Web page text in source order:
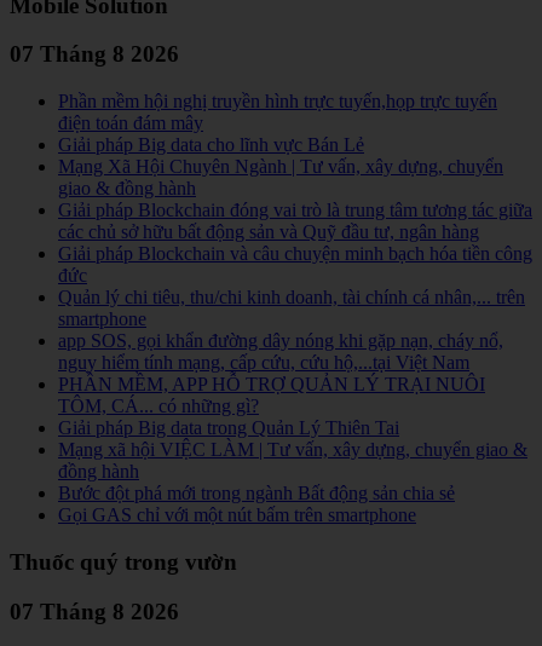
07 Tháng 8 2026
Phần mềm hội nghị truyền hình trực tuyến,họp trực tuyến
điện toán đám mây
Giải pháp Big data cho lĩnh vực Bán Lẻ
Mạng Xã Hội Chuyên Ngành | Tư vấn, xây dựng, chuyển
giao & đồng hành
Giải pháp Blockchain đóng vai trò là trung tâm tương tác giữa
các chủ sở hữu bất động sản và Quỹ đầu tư, ngân hàng
Giải pháp Blockchain và câu chuyện minh bạch hóa tiền công
đức
Quản lý chi tiêu, thu/chi kinh doanh, tài chính cá nhân,... trên
smartphone
app SOS, gọi khẩn đường dây nóng khi gặp nạn, cháy nổ,
nguy hiểm tính mạng, cấp cứu, cứu hộ,...tại Việt Nam
PHẦN MỀM, APP HỖ TRỢ QUẢN LÝ TRẠI NUÔI
TÔM, CÁ... có những gì?
Giải pháp Big data trong Quản Lý Thiên Tai
Mạng xã hội VIỆC LÀM | Tư vấn, xây dựng, chuyển giao &
đồng hành
Bước đột phá mới trong ngành Bất động sản chia sẻ
Gọi GAS chỉ với một nút bấm trên smartphone
Thuốc quý trong vườn
07 Tháng 8 2026